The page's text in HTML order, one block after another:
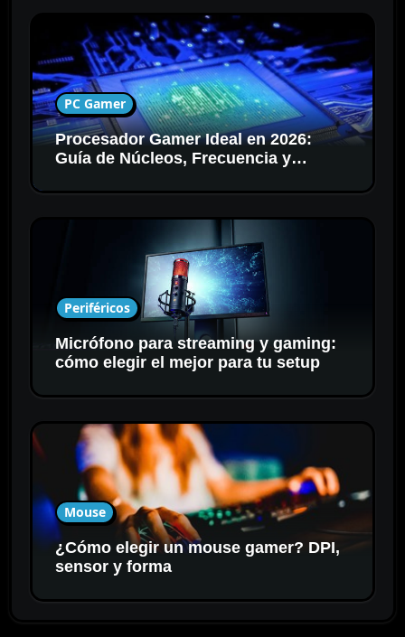
PC Gamer
Procesador Gamer Ideal en 2026:
Guía de Núcleos, Frecuencia y
Periféricos
Micrófono para streaming y gaming:
cómo elegir el mejor para tu setup
Mouse
¿Cómo elegir un mouse gamer? DPI,
sensor y forma